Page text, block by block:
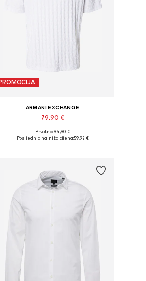
ARMANI EXCHANGE
79,90 €
+ 1
Dostupne veličine: XS, S, M, L, XL, XXL
Prvotno: 94,90 €
Posljednja najniža cijena:59,92 €